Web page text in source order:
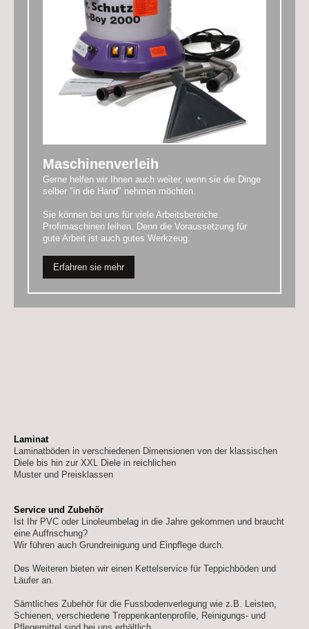
Maschinenverleih
Gerne helfen wir Ihnen auch weiter, wenn sie die Dinge
selber "in die Hand" nehmen möchten.
Sie können bei uns für viele Arbeitsbereiche
Profimaschinen leihen. Denn die Voraussetzung für
gute Arbeit ist auch gutes Werkzeug.
Erfahren sie mehr
Laminat
Laminatböden in verschiedenen Dimensionen von der klassischen
Diele bis hin zur XXL Diele in reichlichen
Muster und Preisklassen
Service und Zubehör
Ist Ihr PVC oder Linoleumbelag in die Jahre gekommen und braucht
eine Auffrischung?
Wir führen auch Grundreinigung und Einpflege durch.
Des Weiteren bieten wir einen Kettelservice für Teppichböden und
Läufer an.
Sämtliches Zubehör für die Fussbodenverlegung wie z.B. Leisten,
Schienen, verschiedene Treppenkantenprofile, Reinigungs- und